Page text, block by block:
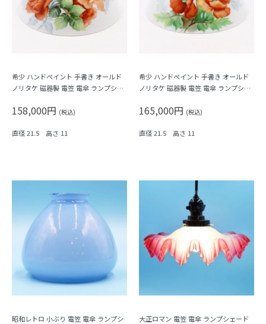
希少 ハンドペイント 手書き オールド
ノリタケ 磁器製 電笠 電傘 ランプシェ
158,000円 (税込)
直径 21.5 高さ 11
希少 ハンドペイント 手書き オールド
ノリタケ 磁器製 電笠 電傘 ランプシェ
165,000円 (税込)
直径 21.5 高さ 11
昭和レトロ 小ぶり 電笠 電傘 ランプシ
大正ロマン 電笠 電傘 ランプシェード